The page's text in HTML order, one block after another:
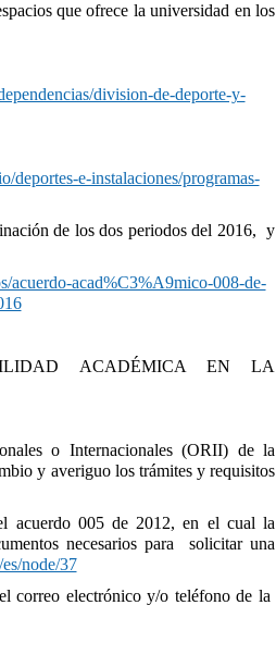
que ofrece la universidad en los
division-de-deporte-y-
deportes-e-instalaciones/programas-
de los dos periodos del 2016, y
acuerdo-acad%C3%A9mico-008-de-
ACADÉMICA EN LA
o Internacionales (ORII) de la
y averiguo los trámites y requisitos
acuerdo 005 de 2012, en el cual la
necesarios para solicitar una
node/37
correo electrónico y/o teléfono de la